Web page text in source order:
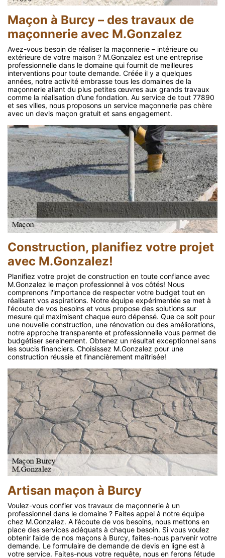
Maçon à Burcy – des travaux de
maçonnerie avec M.Gonzalez
Avez-vous besoin de réaliser la maçonnerie – intérieure ou
extérieure de votre maison ? M.Gonzalez est une entreprise
professionnelle dans le domaine qui fournit de meilleures
interventions pour toute demande. Créée il y a quelques
années, notre activité embrasse tous les domaines de la
maçonnerie allant du plus petites œuvres aux grands travaux
comme la réalisation d’une fondation. Au service de tout 77890
et ses villes, nous proposons un service maçonnerie pas chère
avec un devis maçon gratuit et sans engagement.
Construction, planifiez votre projet
avec M.Gonzalez!
Planifiez votre projet de construction en toute confiance avec
M.Gonzalez le maçon professionnel à vos côtés! Nous
comprenons l'importance de respecter votre budget tout en
réalisant vos aspirations. Notre équipe expérimentée se met à
l'écoute de vos besoins et vous propose des solutions sur
mesure qui maximisent chaque euro dépensé. Que ce soit pour
une nouvelle construction, une rénovation ou des améliorations,
notre approche transparente et professionnelle vous permet de
budgétiser sereinement. Obtenez un résultat exceptionnel sans
les soucis financiers. Choisissez M.Gonzalez pour une
construction réussie et financièrement maîtrisée!
Artisan maçon à Burcy
Voulez-vous confier vos travaux de maçonnerie à un
professionnel dans le domaine ? Faites appel à notre équipe
chez M.Gonzalez. A l’écoute de vos besoins, nous mettons en
place des services adéquats à chaque besoin. Si vous voulez
obtenir l’aide de nos maçons à Burcy, faites-nous parvenir votre
demande. Le formulaire de demande de devis en ligne est à
votre service. Faites-nous votre requête, nous en ferons l’étude